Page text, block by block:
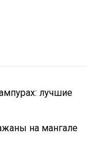
лучшие
на мангале